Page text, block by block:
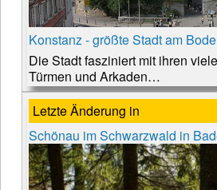
Konstanz - größte Stadt am
Die Stadt fasziniert mit ihren
Türmen und Arkaden…
Letzte Änderung in
Schönau im Schwarzwald in